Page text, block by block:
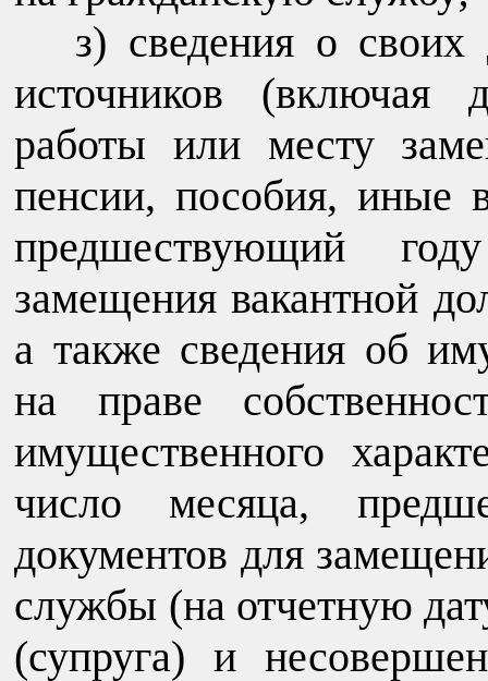
з) сведения о своих
источников
работы или месту
пенсии, пособия, иные
предшествующий
замещения вакантной
а также сведения об
на праве
имущественного
число месяца,
документов для
службы (на отчетную
(супруга) и